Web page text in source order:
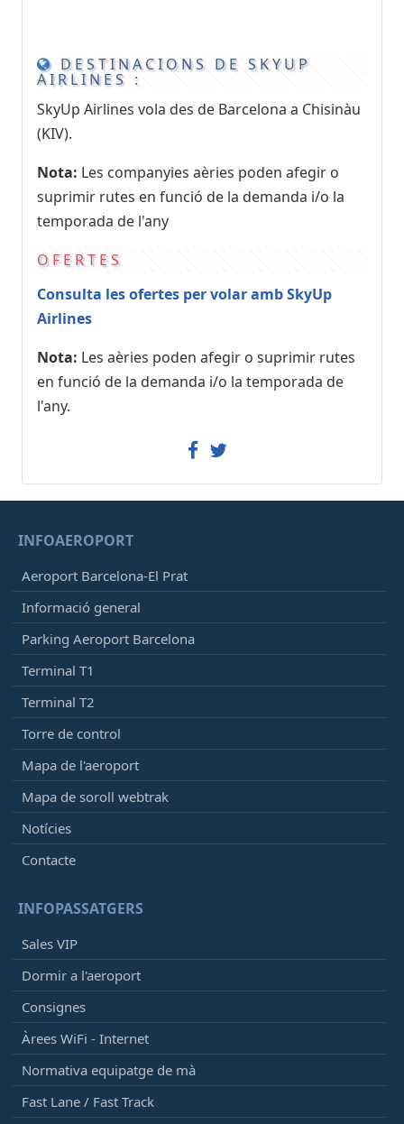
DESTINACIONS DE SKYUP
AIRLINES :
SkyUp Airlines vola des de Barcelona a Chisinàu
(KIV).
Nota: Les companyies aèries poden afegir o
suprimir rutes en funció de la demanda i/o la
temporada de l'any
OFERTES
Consulta les ofertes per volar amb SkyUp
Airlines
Nota: Les aèries poden afegir o suprimir rutes
en funció de la demanda i/o la temporada de
l'any.
INFOAEROPORT
Aeroport Barcelona-El Prat
Informació general
Parking Aeroport Barcelona
Terminal T1
Terminal T2
Torre de control
Mapa de l'aeroport
Mapa de soroll webtrak
Notícies
Contacte
INFOPASSATGERS
Sales VIP
Dormir a l'aeroport
Consignes
Àrees WiFi - Internet
Normativa equipatge de mà
Fast Lane / Fast Track